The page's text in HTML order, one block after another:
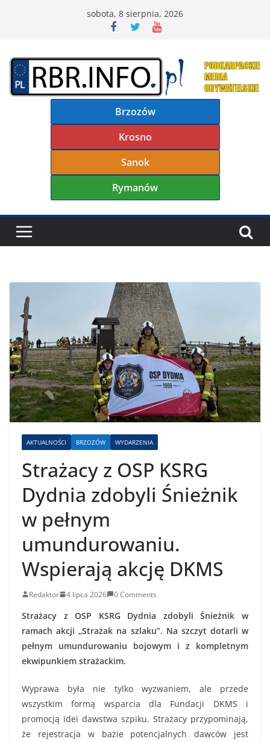
sobota, 8 sierpnia, 2026
Brzozów
Krosno
Sanok
Rymanów
AKTUALNOŚCI BRZOZÓW WYDARZENIA
Strażacy z OSP KSRG
Dydnia zdobyli Śnieżnik
w pełnym
umundurowaniu.
Wspierają akcję DKMS
Redaktor 4 lipca 2026 0 Comments
Strażacy z OSP KSRG Dydnia zdobyli Śnieżnik w
ramach akcji „Strażak na szlaku”. Na szczyt dotarli w
pełnym umundurowaniu bojowym i z kompletnym
ekwipunkiem strażackim.
Wyprawa była nie tylko wyzwaniem, ale przede
wszystkim formą wsparcia dla Fundacji DKMS i
promocją idei dawstwa szpiku. Strażacy przypominają,
że rejestracja w bazie potencjalnych dawców jest